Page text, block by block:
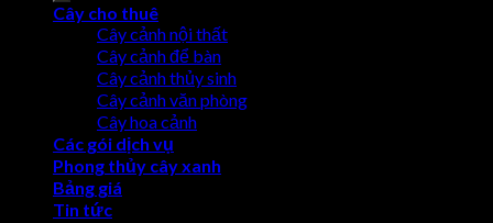
Cây cho thuê
Cây cảnh nội thất
Cây cảnh để bàn
Cây cảnh thủy sinh
Cây cảnh văn phòng
Cây hoa cảnh
Các gói dịch vụ
Phong thủy cây xanh
Bảng giá
Tin tức